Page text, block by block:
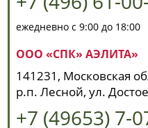
ежедневно с 9:00 до 18:00
ООО «СПК» АЭЛИТА»
141231, Московская
р.п. Лесной, ул.
+7 (49653) 7-